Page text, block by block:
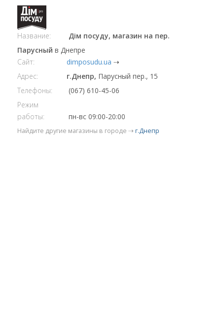
Название:
Дім посуду, магазин на пер.
Парусный в Днепре
Сайт:
dimposudu.ua ⇢
Адрес:
г.Днепр, Парусный пер., 15
Телефоны:
(067) 610-45-06
Режим
работы:
пн-вс 09:00-20:00
Найдите другие магазины в городе ⇢ г.Днепр